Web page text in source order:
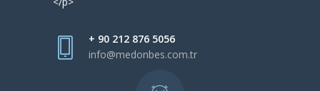
+ 90 212 876 5056
info@medonbes.com.tr